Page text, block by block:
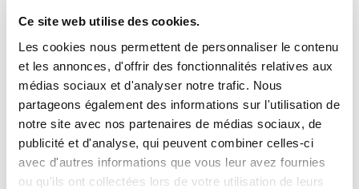
Ce site web utilise des cookies.
Les cookies nous permettent de personnaliser le contenu
et les annonces, d'offrir des fonctionnalités relatives aux
médias sociaux et d'analyser notre trafic. Nous
partageons également des informations sur l'utilisation de
notre site avec nos partenaires de médias sociaux, de
publicité et d'analyse, qui peuvent combiner celles-ci
avec d'autres informations que vous leur avez fournies
ou qu'ils ont collectées lors de votre utilisation de leurs